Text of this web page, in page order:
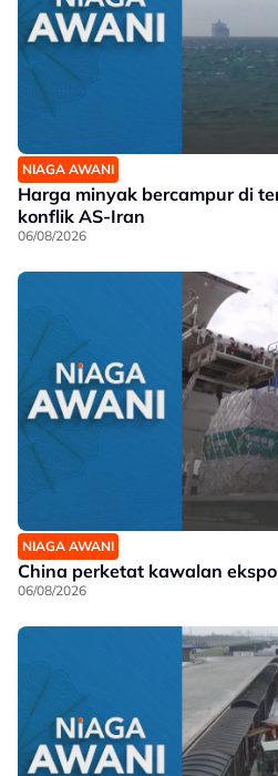
NIAGA AWANI
Harga minyak bercampur di
konflik AS-Iran
06/08/2026
NIAGA AWANI
China perketat kawalan
06/08/2026